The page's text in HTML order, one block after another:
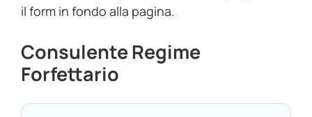
il form in fondo alla pagina.
Consulente Regime
Forfettario